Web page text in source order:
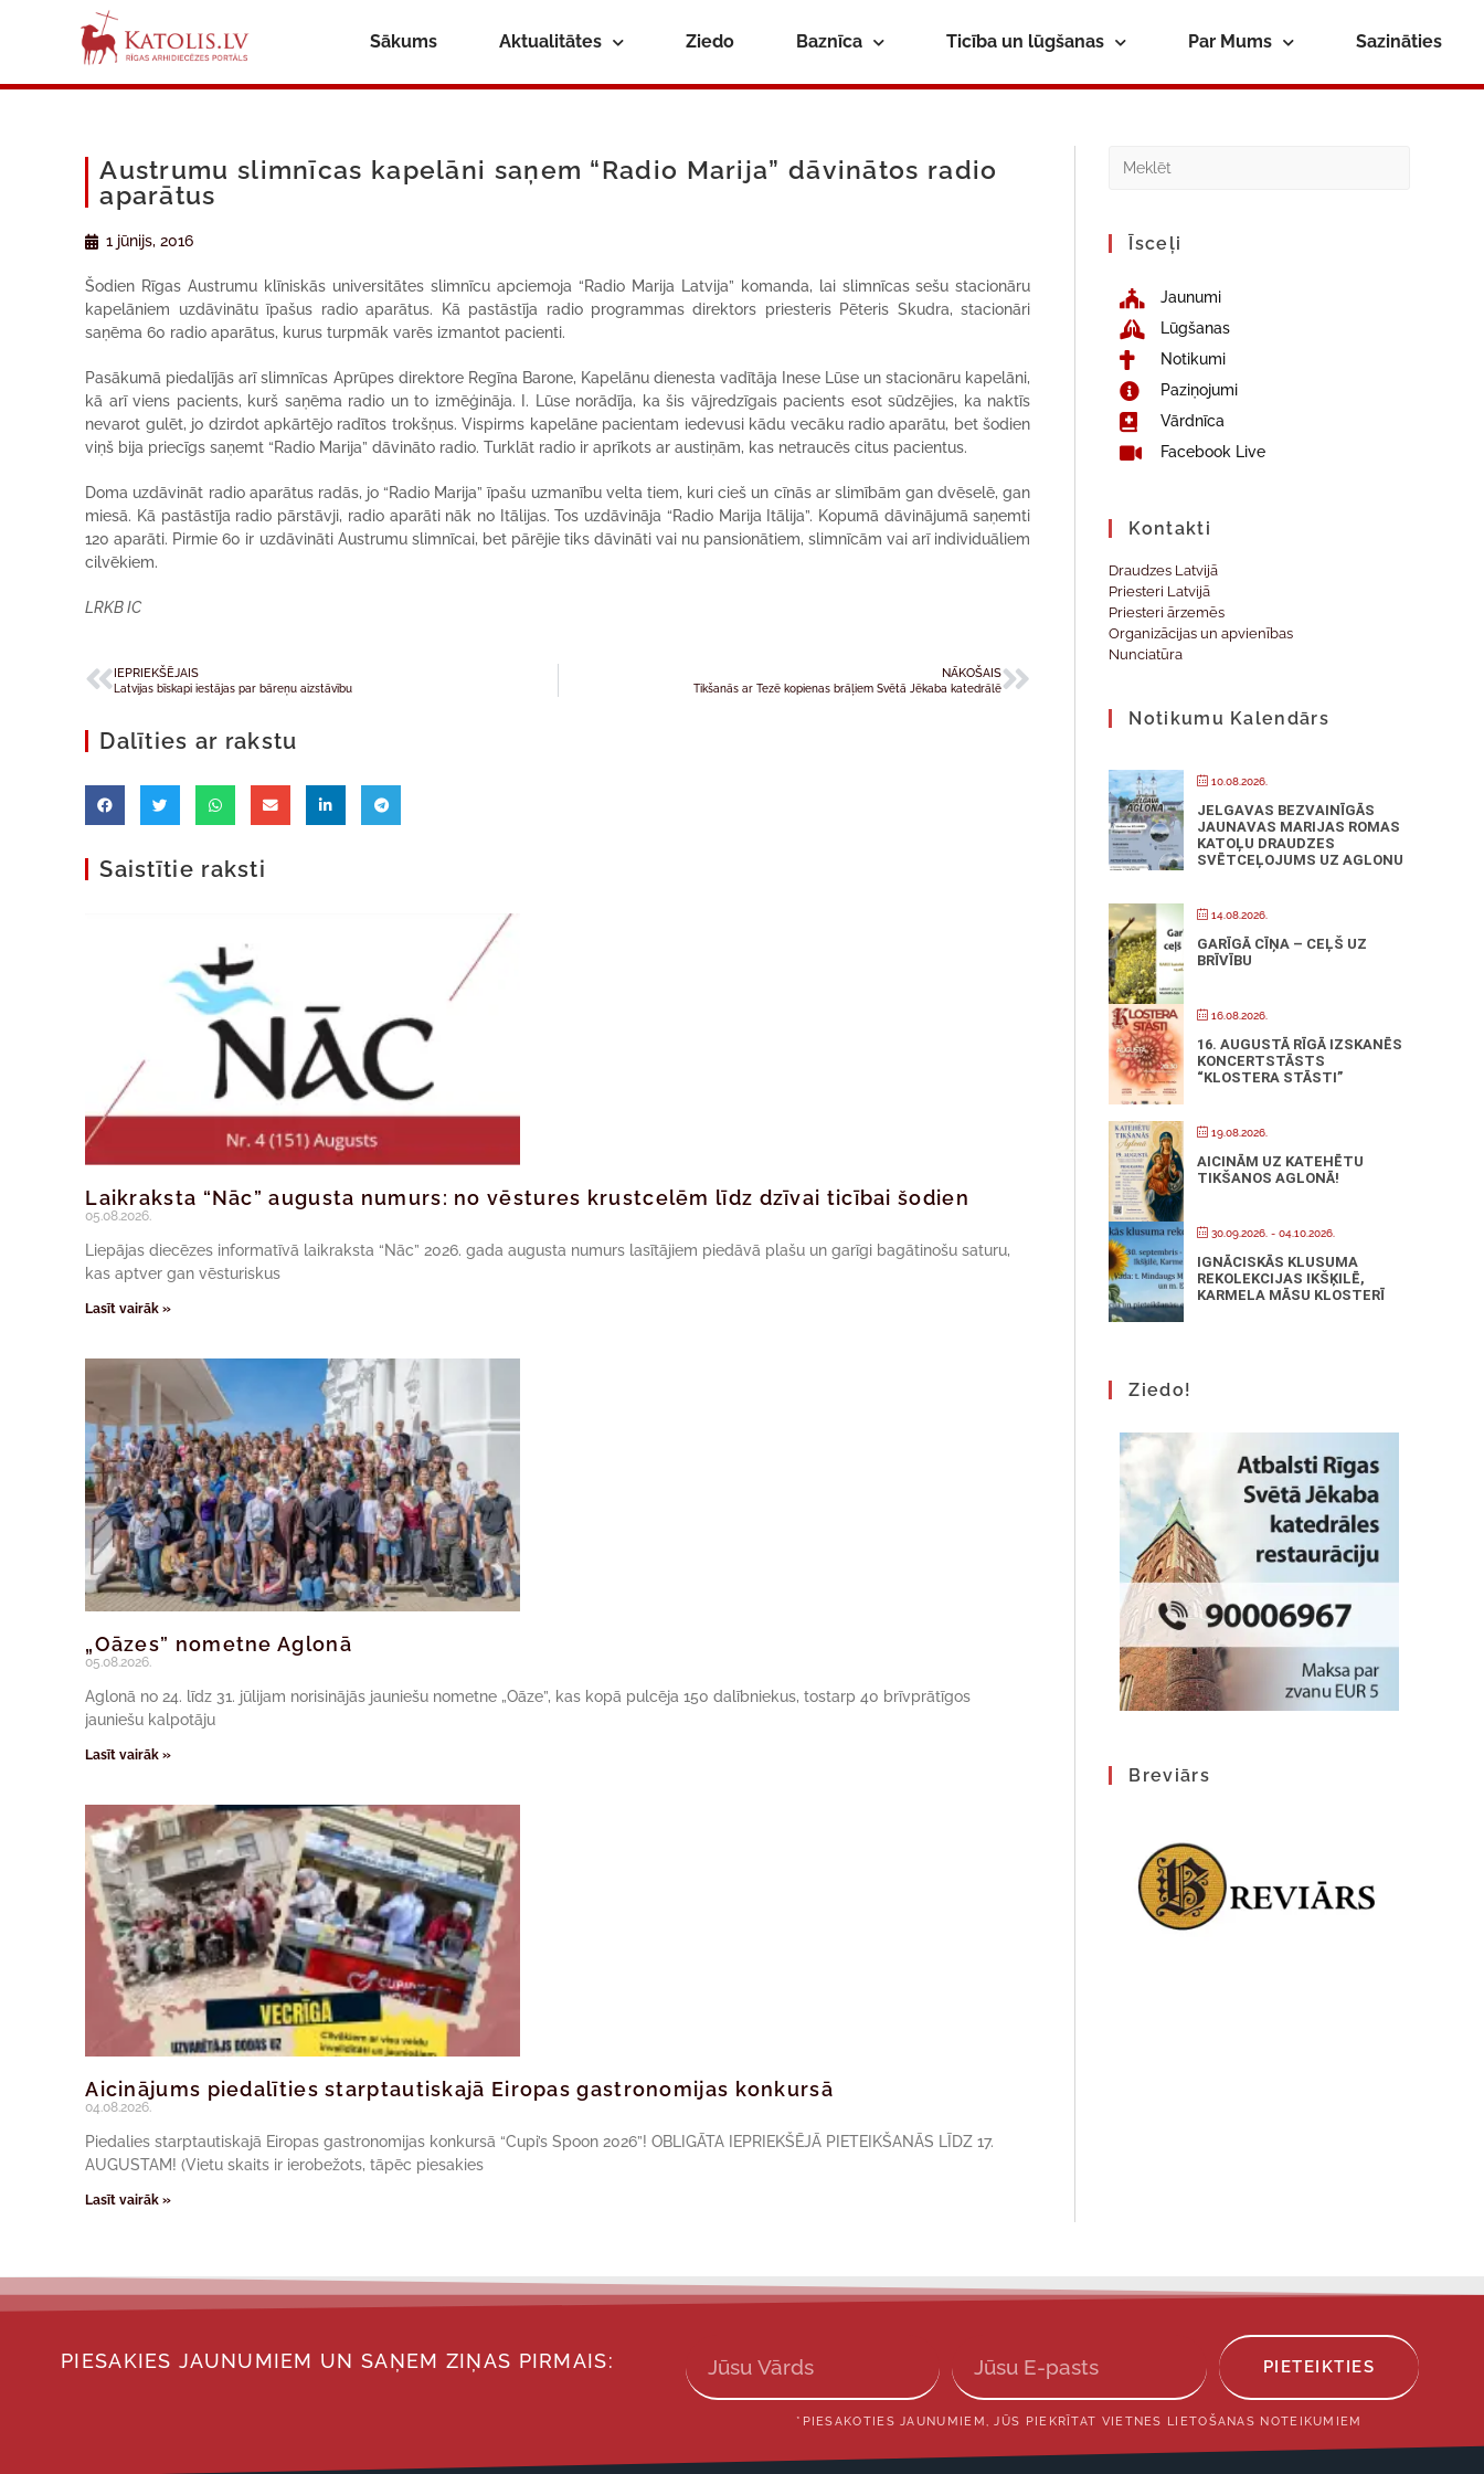
Sākums Aktualitātes Ziedo Baznīca Ticība un lūgšanas Par Mums Sazināties
Austrumu slimnīcas kapelāni saņem “Radio Marija” dāvinātos radio
aparātus
1 jūnijs, 2016
Šodien Rīgas Austrumu klīniskās universitātes slimnīcu apciemoja “Radio Marija Latvija” komanda, lai slimnīcas sešu stacionāru
kapelāniem uzdāvinātu īpašus radio aparātus. Kā pastāstīja radio programmas direktors priesteris Pēteris Skudra, stacionāri
saņēma 60 radio aparātus, kurus turpmāk varēs izmantot pacienti.
Pasākumā piedalījās arī slimnīcas Aprūpes direktore Regīna Barone, Kapelānu dienesta vadītāja Inese Lūse un stacionāru kapelāni,
kā arī viens pacients, kurš saņēma radio un to izmēģināja. I. Lūse norādīja, ka šis vājredzīgais pacients esot sūdzējies, ka naktīs
nevarot gulēt, jo dzirdot apkārtējo radītos trokšņus. Vispirms kapelāne pacientam iedevusi kādu vecāku radio aparātu, bet šodien
viņš bija priecīgs saņemt “Radio Marija” dāvināto radio. Turklāt radio ir aprīkots ar austiņām, kas netraucēs citus pacientus.
Doma uzdāvināt radio aparātus radās, jo “Radio Marija” īpašu uzmanību velta tiem, kuri cieš un cīnās ar slimībām gan dvēselē, gan
miesā. Kā pastāstīja radio pārstāvji, radio aparāti nāk no Itālijas. Tos uzdāvināja “Radio Marija Itālija”. Kopumā dāvinājumā saņemti
120 aparāti. Pirmie 60 ir uzdāvināti Austrumu slimnīcai, bet pārējie tiks dāvināti vai nu pansionātiem, slimnīcām vai arī individuāliem
cilvēkiem.
LRKB IC
IEPRIEKŠĒJAIS
Latvijas bīskapi iestājas par bāreņu aizstāvību
NĀKOŠAIS
Tikšanās ar Tezē kopienas brāļiem Svētā Jēkaba katedrālē
Dalīties ar rakstu
Saistītie raksti
Laikraksta “Nāc” augusta numurs: no vēstures krustcelēm līdz dzīvai ticībai šodien
05.08.2026.
Liepājas diecēzes informatīvā laikraksta “Nāc” 2026. gada augusta numurs lasītājiem piedāvā plašu un garīgi bagātinošu saturu,
kas aptver gan vēsturiskus
Lasīt vairāk »
„Oāzes” nometne Aglonā
05.08.2026.
Aglonā no 24. līdz 31. jūlijam norisinājās jauniešu nometne „Oāze”, kas kopā pulcēja 150 dalībniekus, tostarp 40 brīvprātīgos
jauniešu kalpotāju
Lasīt vairāk »
Aicinājums piedalīties starptautiskajā Eiropas gastronomijas konkursā
04.08.2026.
Piedalies starptautiskajā Eiropas gastronomijas konkursā “Cupi’s Spoon 2026”! OBLIGĀTA IEPRIEKŠĒJĀ PIETEIKŠANĀS LĪDZ 17.
AUGUSTAM! (Vietu skaits ir ierobežots, tāpēc piesakies
Lasīt vairāk »
Īsceļi
Jaunumi
Lūgšanas
Notikumi
Paziņojumi
Vārdnīca
Facebook Live
Kontakti
Draudzes Latvijā
Priesteri Latvijā
Priesteri ārzemēs
Organizācijas un apvienības
Nunciatūra
Notikumu Kalendārs
10.08.2026.
JELGAVAS BEZVAINĪGĀS
JAUNAVAS MARIJAS ROMAS
KATOĻU DRAUDZES
SVĒTCEĻOJUMS UZ AGLONU
14.08.2026.
GARĪGĀ CĪŅA – CEĻŠ UZ
BRĪVĪBU
16.08.2026.
16. AUGUSTĀ RĪGĀ IZSKANĒS
KONCERTSTĀSTS
“KLOSTERA STĀSTI”
19.08.2026.
AICINĀM UZ KATEHĒTU
TIKŠANOS AGLONĀ!
30.09.2026. - 04.10.2026.
IGNĀCISKĀS KLUSUMA
REKOLEKCIJAS IKŠĶILĒ,
KARMELA MĀSU KLOSTERĪ
Ziedo!
Breviārs
PIESAKIES JAUNUMIEM UN SAŅEM ZIŅAS PIRMAIS: PIETEIKTIES
*PIESAKOTIES JAUNUMIEM, JŪS PIEKRĪTAT VIETNES LIETOŠANAS NOTEIKUMIEM